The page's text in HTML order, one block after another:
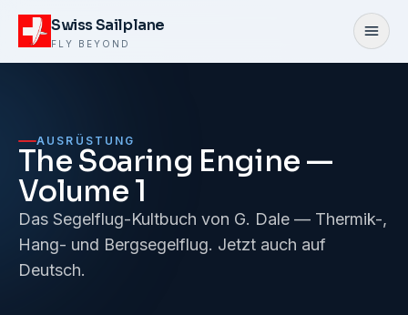
Zum Inhalt springen
Swiss Sailplane
FLY BEYOND
AUSRÜSTUNG
The Soaring Engine —
Volume 1
Das Segelflug-Kultbuch von G. Dale — Thermik-,
Hang- und Bergsegelflug. Jetzt auch auf
Deutsch.